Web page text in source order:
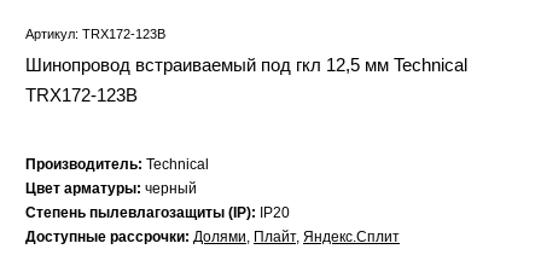
Артикул: TRX172-123B
Шинопровод встраиваемый под гкл 12,5 мм Technical
TRX172-123B
Производитель: Technical
Цвет арматуры: черный
Степень пылевлагозащиты (IP):
IP20
Доступные рассрочки: Долями, Плайт, Яндекс.Сплит